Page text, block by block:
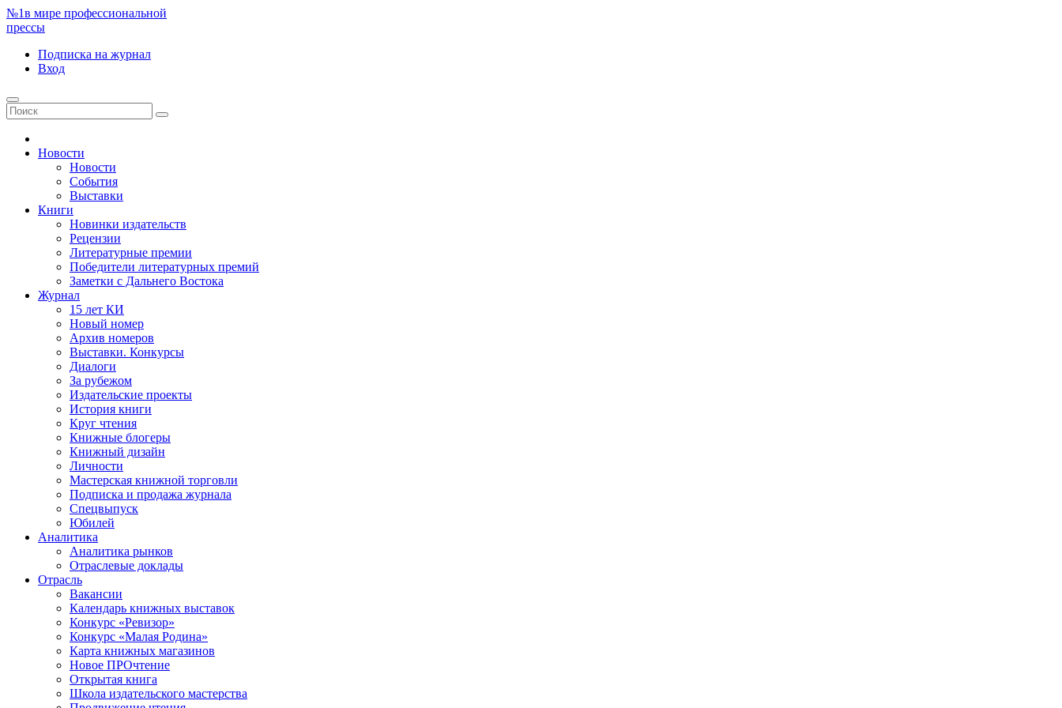
№1в мире профессиональной
прессы
Подписка на журнал
Вход
Новости
Новости
События
Выставки
Книги
Новинки издательств
Рецензии
Литературные премии
Победители литературных премий
Заметки с Дальнего Востока
Журнал
15 лет КИ
Новый номер
Архив номеров
Выставки. Конкурсы
Диалоги
За рубежом
Издательские проекты
История книги
Круг чтения
Книжные блогеры
Книжный дизайн
Личности
Мастерская книжной торговли
Подписка и продажа журнала
Спецвыпуск
Юбилей
Аналитика
Аналитика рынков
Отраслевые доклады
Отрасль
Вакансии
Календарь книжных выставок
Конкурс «Ревизор»
Конкурс «Малая Родина»
Карта книжных магазинов
Новое ПРОчтение
Открытая книга
Школа издательского мастерства